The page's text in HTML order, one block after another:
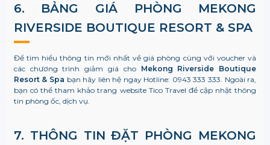
6. BẢNG GIÁ PHÒNG MEKONG
RIVERSIDE BOUTIQUE RESORT & SPA
Để tìm hiểu thông tin mới nhất về giá phòng cùng với voucher và
các chương trình giảm giá cho Mekong Riverside Boutique
Resort & Spa bạn hãy liên hệ ngay Hotline: 0943 333 333. Ngoài ra,
bạn có thể tham khảo trang website Tico Travel để cập nhật thông
tin phòng ốc, dịch vụ.
7. THÔNG TIN ĐẶT PHÒNG MEKONG